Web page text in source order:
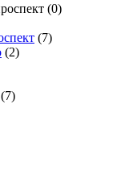
(0)
(7)
(2)
(7)